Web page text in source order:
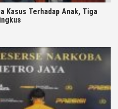
Kasus Terhadap Anak, Tiga